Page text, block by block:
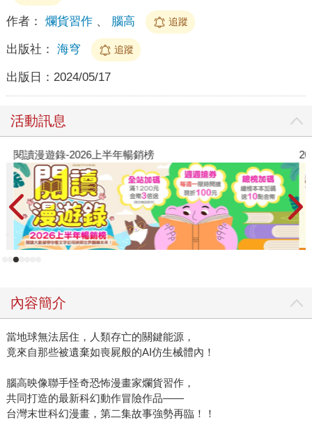
作者： 爛貨習作、 腦高 追蹤
出版社： 海穹 追蹤
出版日： 2024/05/17
活動訊息
閱讀漫遊錄-2026上半年暢銷榜
內容簡介
當地球無法居住，人類存亡的關鍵能源，
竟來自那些被遺棄如喪屍般的AI仿生械體內！
腦高映像聯手怪奇恐怖漫畫家爛貨習作，
共同打造的最新科幻動作冒險作品——
台灣末世科幻漫畫，第二集故事強勢再臨！！